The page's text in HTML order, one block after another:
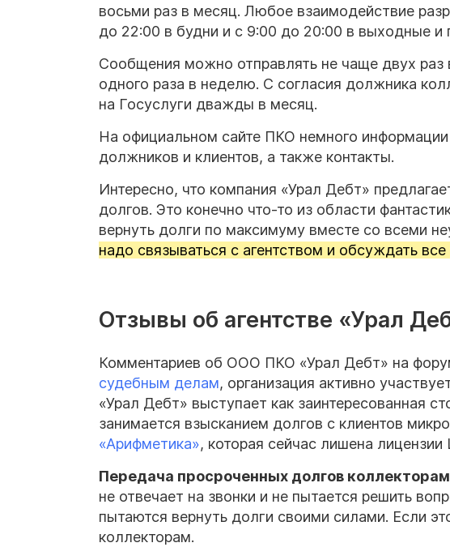
восьми раз в месяц. Любое взаимодействие
до 22:00 в будни и с 9:00 до 20:00 в выходные и
Сообщения можно отправлять не чаще двух раз
одного раза в неделю. С согласия должника
на Госуслуги дважды в месяц.
На официальном сайте ПКО немного
должников и клиентов, а также контакты.
Интересно, что компания «Урал Дебт»
долгов. Это конечно что-то из области
вернуть долги по максимуму вместе со всеми
надо связываться с агентством и обсуждать
Отзывы об агентстве «Урал
Комментариев об ООО ПКО «Урал Дебт» на
судебным делам, организация активно
«Урал Дебт» выступает как заинтересованная
занимается взысканием долгов с клиентов
«Арифметика», которая сейчас лишена лицензии
Передача просроченных долгов
не отвечает на звонки и не пытается решить
пытаются вернуть долги своими силами. Если
коллекторам.